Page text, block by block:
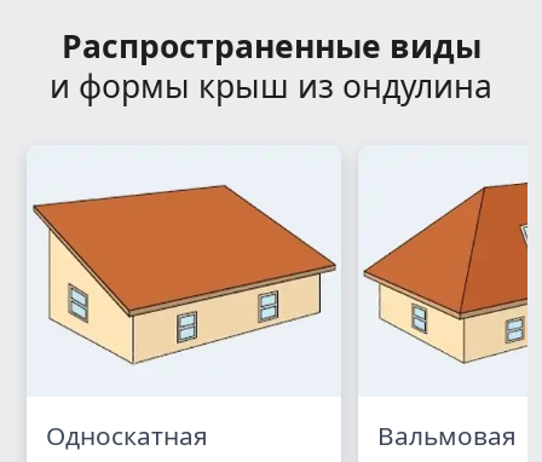
Распространенные виды
и формы крыш из ондулина
Односкатная Вальмовая